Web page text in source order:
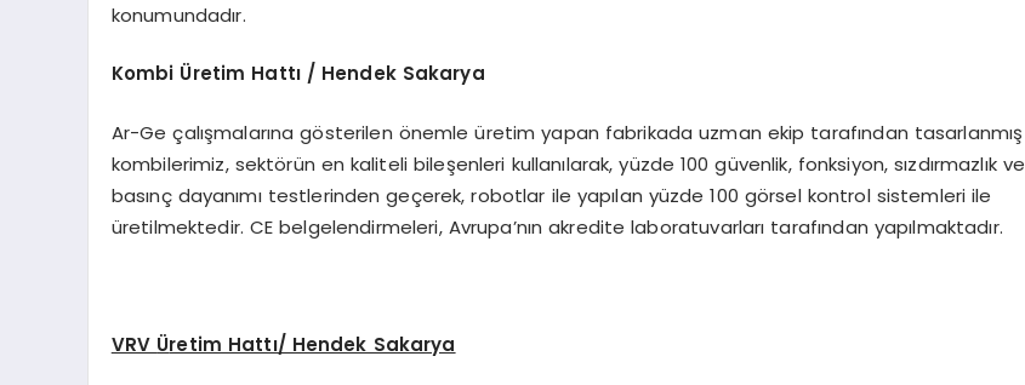
konumundadır.
Kombi Üretim Hattı / Hendek Sakarya
Ar-Ge çalışmalarına gösterilen önemle üretim yapan fabrikada uzman ekip tarafından tasarlanmış
kombilerimiz, sektörün en kaliteli bileşenleri kullanılarak, yüzde 100 güvenlik, fonksiyon, sızdırmazlık ve
basınç dayanımı testlerinden geçerek, robotlar ile yapılan yüzde 100 görsel kontrol sistemleri ile
üretilmektedir. CE belgelendirmeleri, Avrupa’nın akredite laboratuvarları tarafından yapılmaktadır.
VRV Üretim Hattı/ Hendek Sakarya